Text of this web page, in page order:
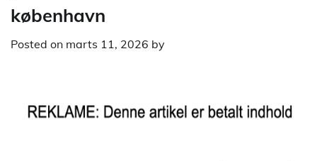
københavn
Posted on marts 11, 2026 by